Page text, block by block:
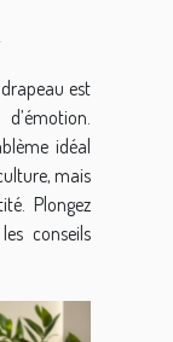
est
idéal
mais
Plongez
conseils